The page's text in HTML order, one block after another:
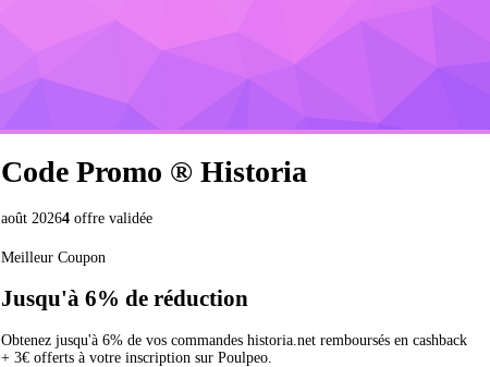
Code Promo ® Historia
août 20264 offre validée
Meilleur Coupon
Jusqu'à 6% de réduction
Obtenez jusqu'à 6% de vos commandes historia.net remboursés en cashback
+ 3€ offerts à votre inscription sur Poulpeo.